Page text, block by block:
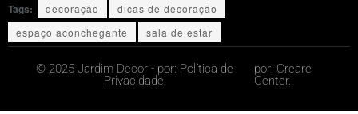
Tags: decoração
dicas de decoração
espaço aconchegante
sala de estar
© 2025 Jardim Decor - por: Política de
Privacidade.
por: Creare
Center.